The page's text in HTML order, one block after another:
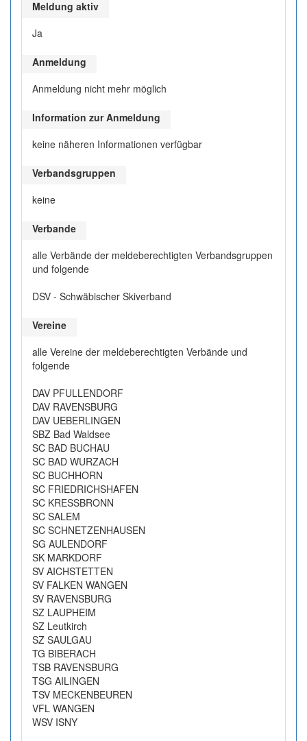
Meldung aktiv
Ja
Anmeldung
Anmeldung nicht mehr möglich
Information zur Anmeldung
keine näheren Informationen verfügbar
Verbandsgruppen
keine
Verbande
alle Verbände der meldeberechtigten Verbandsgruppen
und folgende
DSV - Schwäbischer Skiverband
Vereine
alle Vereine der meldeberechtigten Verbände und
folgende
DAV PFULLENDORF
DAV RAVENSBURG
DAV UEBERLINGEN
SBZ Bad Waldsee
SC BAD BUCHAU
SC BAD WURZACH
SC BUCHHORN
SC FRIEDRICHSHAFEN
SC KRESSBRONN
SC SALEM
SC SCHNETZENHAUSEN
SG AULENDORF
SK MARKDORF
SV AICHSTETTEN
SV FALKEN WANGEN
SV RAVENSBURG
SZ LAUPHEIM
SZ Leutkirch
SZ SAULGAU
TG BIBERACH
TSB RAVENSBURG
TSG AILINGEN
TSV MECKENBEUREN
VFL WANGEN
WSV ISNY